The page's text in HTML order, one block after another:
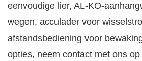
eenvoudige lier, AL-KO-
wegen, acculader voor
afstandsbediening voor
opties, neem contact met ons